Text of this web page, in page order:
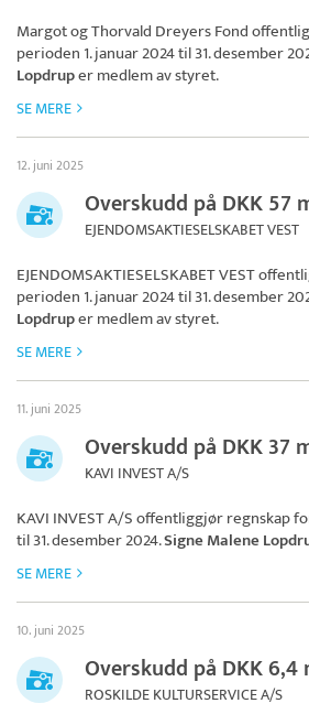
Margot og Thorvald Dreyers Fond
perioden 1. januar 2024 til 31. desember
Lopdruper medlem av styret.
SE MERE
12. juni 2025
Overskudd på DKK 57
EJENDOMSAKTIESELSKABET VEST
EJENDOMSAKTIESELSKABET VEST
perioden 1. januar 2024 til 31. desember
Lopdruper medlem av styret.
SE MERE
11. juni 2025
Overskudd på DKK 37
KAVI INVEST A/S
KAVI INVEST A/Soffentliggjør regnskap
til 31. desember 2024.Signe Malene
SE MERE
10. juni 2025
Overskudd på DKK 6,4
ROSKILDE KULTURSERVICE A/S